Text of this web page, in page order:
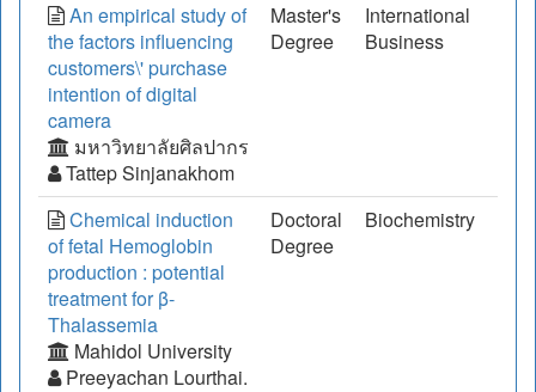
An empirical study of
the factors influencing
customers\' purchase
intention of digital
camera
มหาวิทยาลัยศิลปากร
Tattep Sinjanakhom
Master's
Degree
International
Business
Chemical induction
of fetal Hemoglobin
production : potential
treatment for β-
Thalassemia
Mahidol University
Preeyachan Lourthai.
Doctoral
Degree
Biochemistry